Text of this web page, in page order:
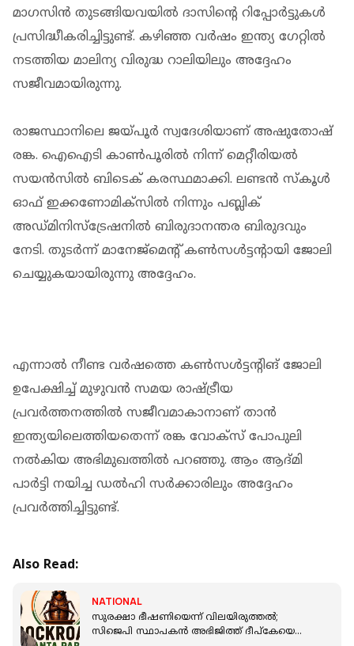
മാഗസിന്‍ തുടങ്ങിയവയില്‍ ദാസിന്റെ റിപ്പോര്‍ട്ടുകള്‍
പ്രസിദ്ധീകരിച്ചിട്ടുണ്ട്. കഴിഞ്ഞ വര്‍ഷം ഇന്ത്യ ഗേറ്റില്‍
നടത്തിയ മാലിന്യ വിരുദ്ധ റാലിയിലും അദ്ദേഹം
സജീവമായിരുന്നു.
രാജസ്ഥാനിലെ ജയ്പൂര്‍ സ്വദേശിയാണ് അഷുതോഷ്
രങ്ക. ഐഐടി കാണ്‍പൂരില്‍ നിന്ന് മെറ്റീരിയല്‍
സയന്‍സില്‍ ബിടെക് കരസ്ഥമാക്കി. ലണ്ടന്‍ സ്‌കൂള്‍
ഓഫ് ഇക്കണോമിക്‌സില്‍ നിന്നും പബ്ലിക്
അഡ്മിനിസ്‌ട്രേഷനില്‍ ബിരുദാനന്തര ബിരുദവും
നേടി. തുടര്‍ന്ന് മാനേജ്‌മെന്റ് കണ്‍സള്‍ട്ടന്റായി ജോലി
ചെയ്യുകയായിരുന്നു അദ്ദേഹം.
എന്നാല്‍ നീണ്ട വര്‍ഷത്തെ കണ്‍സള്‍ട്ടന്റിങ് ജോലി
ഉപേക്ഷിച്ച് മുഴുവന്‍ സമയ രാഷ്ട്രീയ
പ്രവര്‍ത്തനത്തില്‍ സജീവമാകാനാണ് താന്‍
ഇന്ത്യയിലെത്തിയതെന്ന് രങ്ക വോക്‌സ് പോപുലി
നല്‍കിയ അഭിമുഖത്തില്‍ പറഞ്ഞു. ആം ആദ്മി
പാര്‍ട്ടി നയിച്ച ഡല്‍ഹി സര്‍ക്കാരിലും അദ്ദേഹം
പ്രവര്‍ത്തിച്ചിട്ടുണ്ട്.
Also Read:
NATIONAL
സുരക്ഷാ ഭീഷണിയെന്ന് വിലയിരുത്തല്‍;
സിജെപി സ്ഥാപകന്‍ അഭിജിത്ത് ദീപ്‌കേയെ